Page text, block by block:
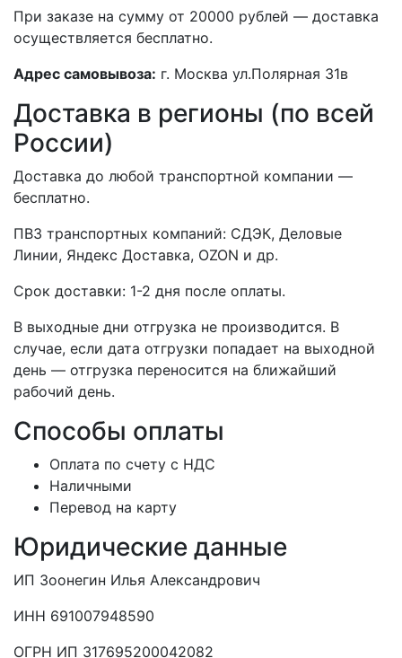
При заказе на сумму от 20000 рублей — доставка
осуществляется бесплатно.
Адрес самовывоза: г. Москва ул.Полярная 31в
Доставка в регионы (по всей
России)
Доставка до любой транспортной компании —
бесплатно.
ПВЗ транспортных компаний: СДЭК, Деловые
Линии, Яндекс Доставка, OZON и др.
Срок доставки: 1-2 дня после оплаты.
В выходные дни отгрузка не производится. В
случае, если дата отгрузки попадает на выходной
день — отгрузка переносится на ближайший
рабочий день.
Способы оплаты
Оплата по счету с НДС
Наличными
Перевод на карту
Юридические данные
ИП Зоонегин Илья Александрович
ИНН 691007948590
ОГРН ИП 317695200042082